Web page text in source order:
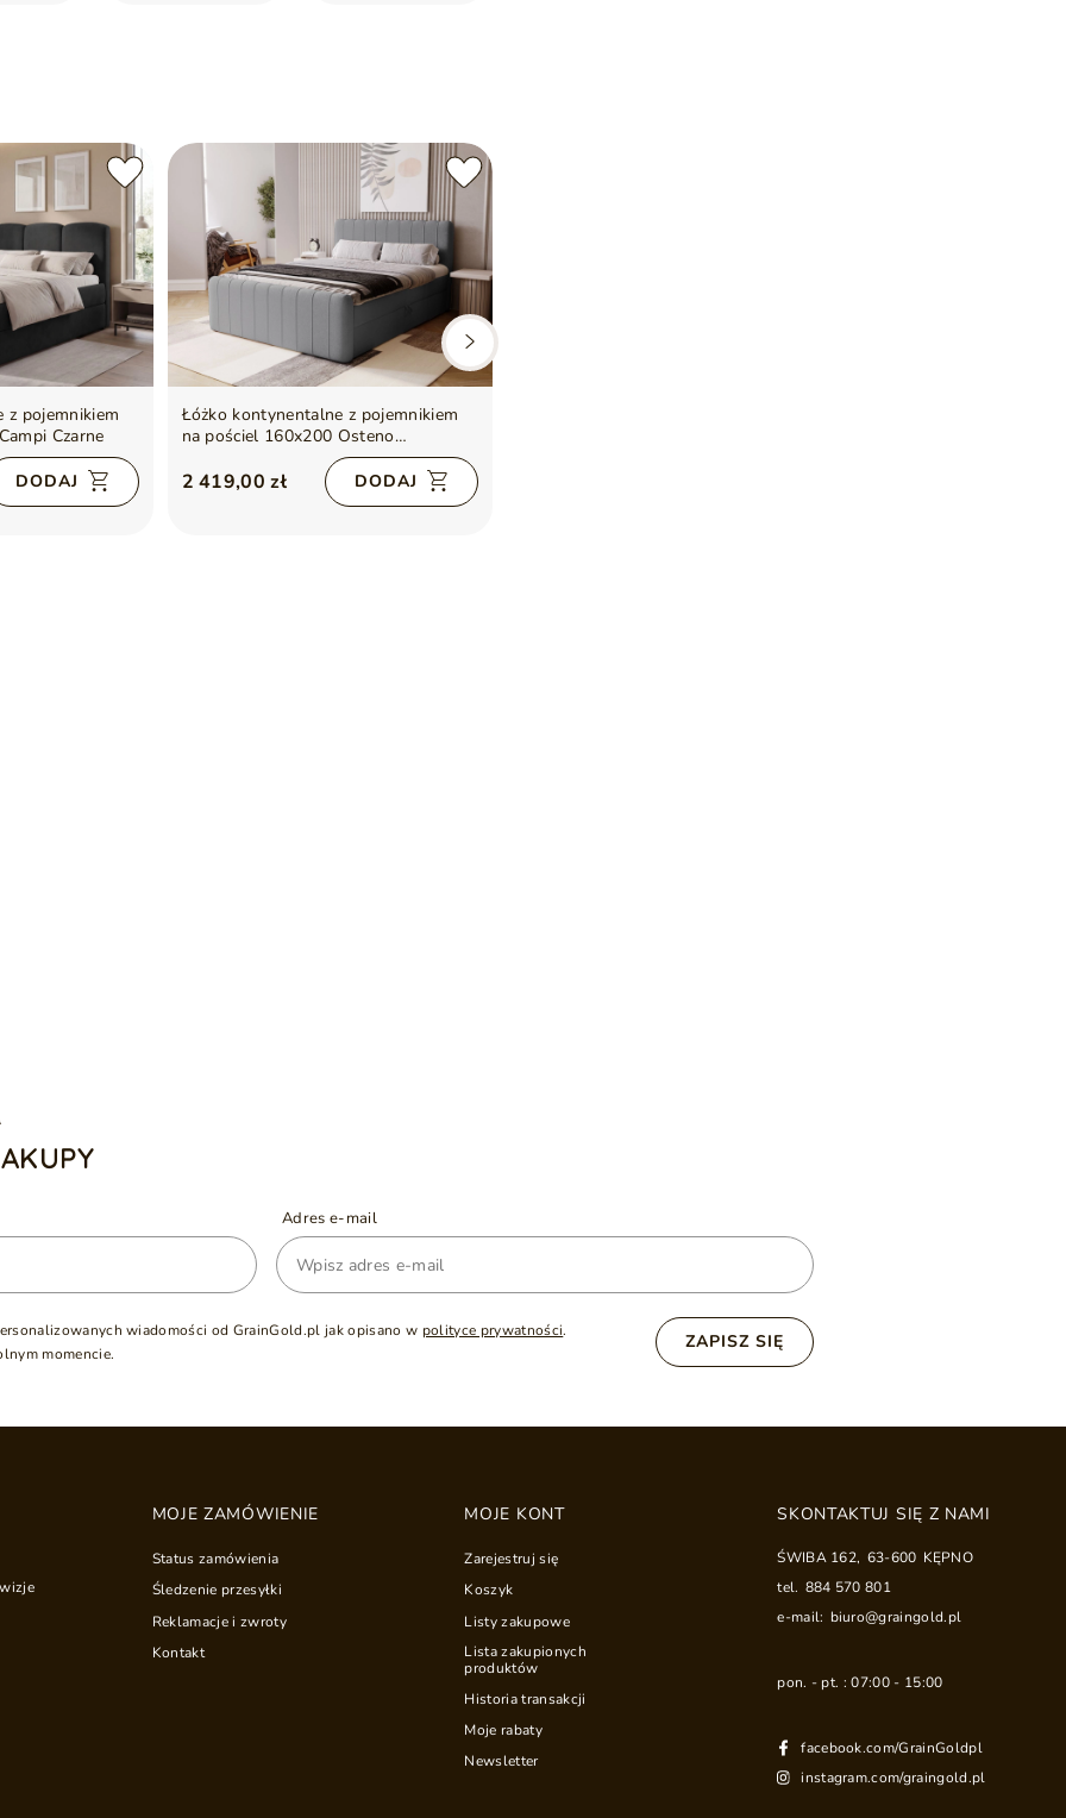
z pojemnikiem
Czarne
DODAJ
Łóżko kontynentalne z pojemnikiem
na pościel 160x200 Osteno
2 419,00 zł DODAJ
Adres e-mail
wiadomości od GrainGold.pl jak opisano w polityce prywatności.
momencie.
ZAPISZ SIĘ
MOJE ZAMÓWIENIE
Status zamówienia
Śledzenie przesyłki
Reklamacje i zwroty
Kontakt
MOJE KONT
Zarejestruj się
Koszyk
Listy zakupowe
Lista zakupionych
produktów
Historia transakcji
Moje rabaty
Newsletter
SKONTAKTUJ SIĘ Z NAMI
ŚWIBA 162, 63-600 KĘPNO
tel. 884 570 801
e-mail: biuro@graingold.pl
pon. - pt. : 07:00 - 15:00
facebook.com/GrainGoldpl
instagram.com/graingold.pl